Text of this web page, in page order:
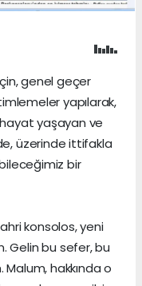
genel geçer
yapılarak,
yaşayan ve
üzerinde ittifakla
bir
konsolos, yeni
Gelin bu sefer, bu
hakkında o